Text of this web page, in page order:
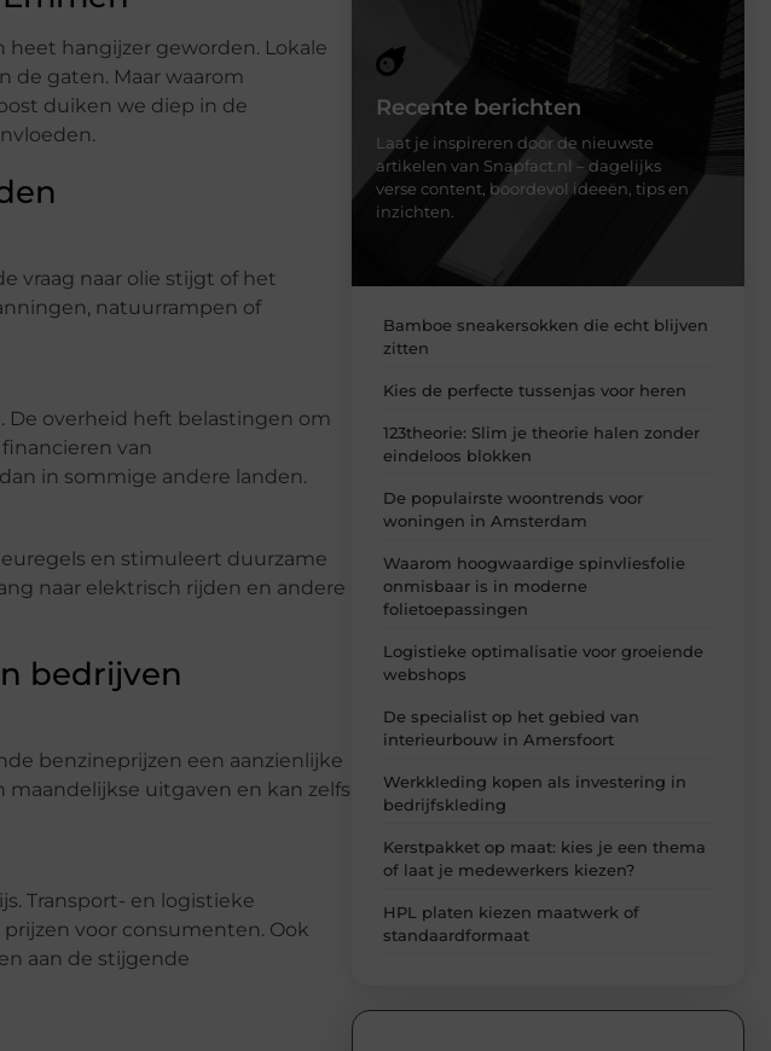
heet hangijzer geworden. Lokale
de gaten. Maar waarom
duiken we diep in de
vraag naar olie stijgt of het
natuurrampen of
De overheid heft belastingen om
van
in sommige andere landen.
en stimuleert duurzame
naar elektrisch rijden en andere
bedrijven
benzineprijzen een aanzienlijke
uitgaven en kan zelfs
Transport- en logistieke
voor consumenten. Ook
aan de stijgende
Recente berichten
Laat je inspireren door de nieuwste
artikelen van Snapfact.nl – dagelijks
verse content, boordevol ideeën, tips en
inzichten.
Bamboe sneakersokken die echt blijven
zitten
Kies de perfecte tussenjas voor heren
123theorie: Slim je theorie halen zonder
eindeloos blokken
De populairste woontrends voor
woningen in Amsterdam
Waarom hoogwaardige spinvliesfolie
onmisbaar is in moderne
folietoepassingen
Logistieke optimalisatie voor groeiende
webshops
De specialist op het gebied van
interieurbouw in Amersfoort
Werkkleding kopen als investering in
bedrijfskleding
Kerstpakket op maat: kies je een thema
of laat je medewerkers kiezen?
HPL platen kiezen maatwerk of
standaardformaat